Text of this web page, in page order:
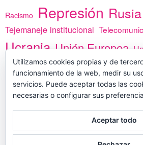
Racismo Represión Rusia
Tejemaneje institucional
Ucrania Unión Europea
vacunas Yemen África
PREGÚNTANOS
Utilizamos cookies propias y de
funcionamiento de la web, medir su
servicios. Puede aceptar todas las
necesarias o configurar sus
Aceptar todo